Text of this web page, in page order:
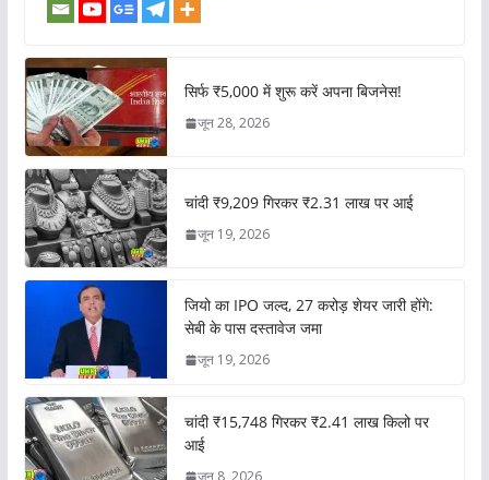
सिर्फ ₹5,000 में शुरू करें अपना बिजनेस!
जून 28, 2026
चांदी ₹9,209 गिरकर ₹2.31 लाख पर आई
जून 19, 2026
जियो का IPO जल्द, 27 करोड़ शेयर जारी होंगे:
सेबी के पास दस्तावेज जमा
जून 19, 2026
चांदी ₹15,748 गिरकर ₹2.41 लाख किलो पर
आई
जून 8, 2026